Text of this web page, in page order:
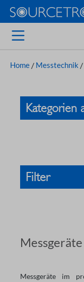
Home / Messtechnik /
Kategorien
Filter
Messgeräte im